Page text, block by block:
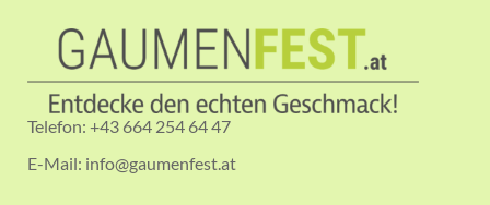
Telefon: +43 664 254 64 47
E-Mail: info@gaumenfest.at